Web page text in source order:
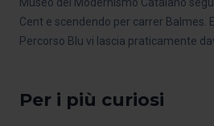
Cent e scendendo per carrer Balmes.
Percorso Blu vi lascia praticamente
Per i più curiosi